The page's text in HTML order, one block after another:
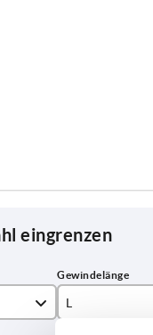
eingrenzen
L